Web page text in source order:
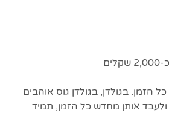
הזמן. בגולדן, בגולדן גוס אוהבים
אותן מחדש כל הזמן, תמיד